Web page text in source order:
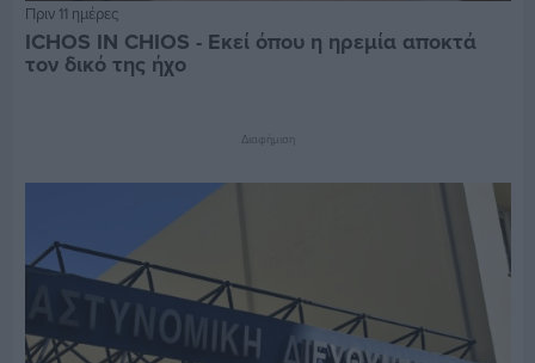
Πριν 11 ημέρες
ICHOS IN CHIOS - Εκεί όπου η ηρεμία αποκτά
τον δικό της ήχο
Διαφήμιση